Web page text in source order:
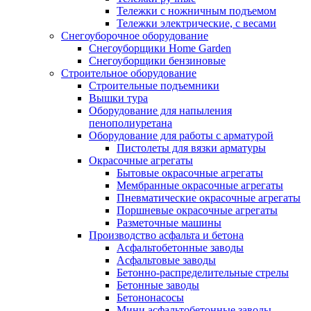
Тележки с ножничным подъемом
Тележки электрические, с весами
Снегоуборочное оборудование
Снегоуборщики Home Garden
Снегоуборщики бензиновые
Строительное оборудование
Cтроительные подъемники
Вышки тура
Оборудование для напыления
пенополиуретана
Оборудование для работы с арматурой
Пистолеты для вязки арматуры
Окрасочные агрегаты
Бытовые окрасочные агрегаты
Мембранные окрасочные агрегаты
Пневматические окрасочные агрегаты
Поршневые окрасочные агрегаты
Разметочные машины
Производство асфальта и бетона
Асфальтобетонные заводы
Асфальтовые заводы
Бетонно-распределительные стрелы
Бетонные заводы
Бетононасосы